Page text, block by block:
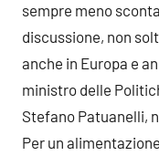
sempre meno
discussione, non
anche in Europa e
ministro delle
Stefano Patuanelli,
Per un